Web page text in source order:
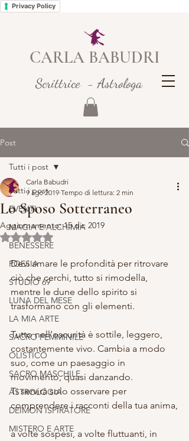
Privacy Policy
CARLA BABUDRI
Scrittrice - Astrologa
Post
Tutti i post
EVENTI
MAGIA E ALCHIMIA
BENESSERE
POESIA
STUDIO 69
LUNA DEL MESE
LA MIA ARTE
SACRO FEMMINILE
OLISTICO
SACRO MASCHILE
ASTROLOGIA
DEIMON ISPIRATORE
MISTERO E ARTE
Tutti i post
Lo Sposo Sotterraneo
Carla Babudri
9 ago 2019 Tempo di lettura: 2 min
Aggiornamento:15 dic 2019
Valutazione NaN stelle su 5.
Devi amare le profondità per ritrovare
ciò che cerchi, tutto si rimodella,
mentre le dune dello spirito si
trasformano con gli elementi.
Tutto nell’oscurità è sottile, leggero,
costantemente vivo. Cambia a modo
suo, come un paesaggio in
movimento, quasi danzando.
Ti servirà solo osservare per
comprendere i racconti della tua anima,
a volte sospesi, a volte fluttuanti, in